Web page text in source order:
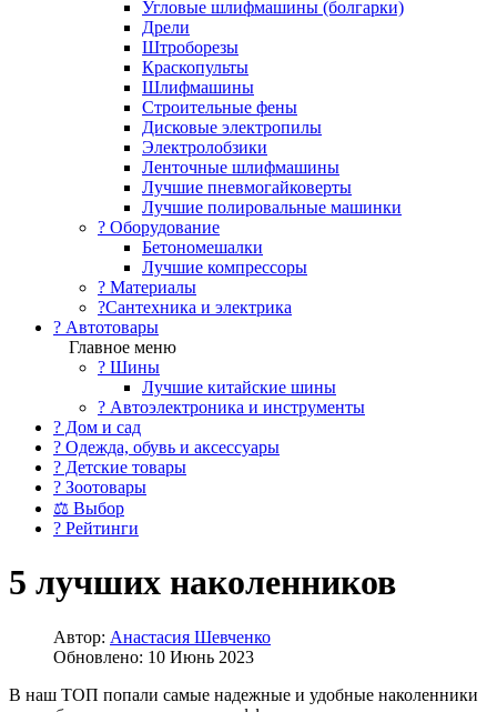
Угловые шлифмашины (болгарки)
Дрели
Штроборезы
Краскопульты
Шлифмашины
Строительные фены
Дисковые электропилы
Электролобзики
Ленточные шлифмашины
Лучшие пневмогайковерты
Лучшие полировальные машинки
?️ Оборудование
Бетономешалки
Лучшие компрессоры
? Материалы
?Сантехника и электрика
? Автотовары
Главное меню
? Шины
Лучшие китайские шины
? Автоэлектроника и инструменты
? Дом и сад
? Одежда, обувь и аксессуары
? Детские товары
? Зоотовары
⚖ Выбор
? Рейтинги
5 лучших наколенников
Автор: Анастасия Шевченко
Обновлено: 10 Июнь 2023
В наш ТОП попали самые надежные и удобные наколенники